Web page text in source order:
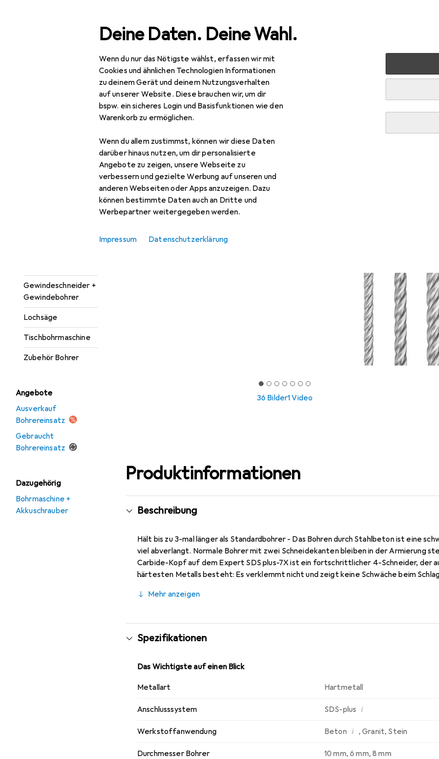
Deine Daten. Deine Wahl.
Wenn du nur das Nötigste wählst, erfassen wir mit
Cookies und ähnlichen Technologien Informationen
zu deinem Gerät und deinem Nutzungsverhalten
auf unserer Website. Diese brauchen wir, um dir
bspw. ein sicheres Login und Basisfunktionen wie den
Warenkorb zu ermöglichen.
Wenn du allem zustimmst, können wir diese Daten
darüber hinaus nutzen, um dir personalisierte
Angebote zu zeigen, unsere Webseite zu
verbessern und gezielte Werbung auf unseren und
anderen Webseiten oder Apps anzuzeigen. Dazu
können bestimmte Daten auch an Dritte und
Werbepartner weitergegeben werden.
Impressum Datenschutzerklärung
Navigation nach Kategorien
Gewindeschneider +
Gewindebohrer
Lochsäge
Tischbohrmaschine
Zubehör Bohrer
Angebote
Ausverkauf
Bohrereinsatz
Gebraucht
Bohrereinsatz
Dazugehörig
Bohrmaschine +
Akkuschrauber
Elektrowerkzeug Schrauben + Bohren Bohrereinsatz Bosch Professional Zubehör
36 Bilder1 Video
Produktinformationen
Beschreibung
Hält bis zu 3-mal länger als Standardbohrer - Das Bohren durch Stahlbeton ist eine
viel abverlangt. Normale Bohrer mit zwei Schneidekanten bleiben in der Armierung
Carbide-Kopf auf dem Expert SDS plus-7X ist ein fortschrittlicher 4-Schneider, der
härtesten Metalls besteht: Es verklemmt nicht und zeigt keine Schwäche beim
normale Hammerbohrer. Er dringt effektiv durch die Armierung, sodass du nicht
beispielsweise für Bohrungen und Installationen. Der Bosch Expert SDS plus-7X
unvergleichliche Leistung, Zuverlässigkeit und Langlebigkeit. Es ist DAS Experten-
Passend für alle SDS plus Bohrhämmer. Durchmesser mm: 6,0; 8,0; 10,0, Arbeitslänge
Mehr anzeigen
Spezifikationen
Das Wichtigste auf einen Blick
Metallart Hartmetall
Anschlusssystem SDS-plus i
Werkstoffanwendung Beton i ,Granit, Stein
Durchmesser Bohrer 10 mm,6 mm,8 mm